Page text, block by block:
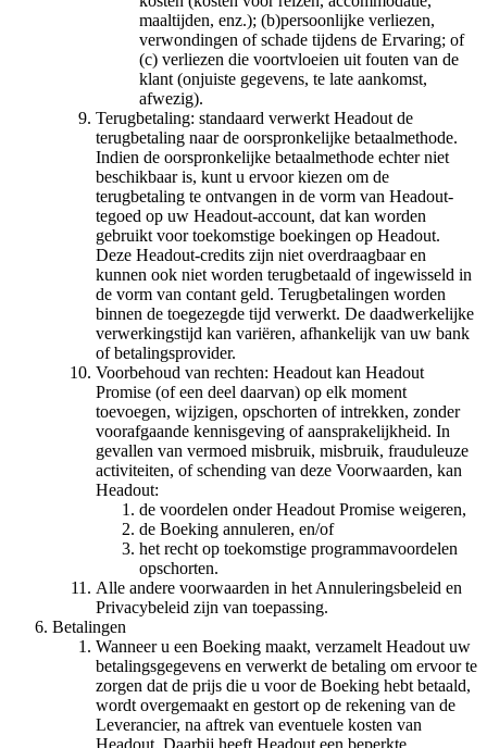
maaltijden, enz.); (b)persoonlijke verliezen,
verwondingen of schade tijdens de Ervaring; of
(c) verliezen die voortvloeien uit fouten van de
klant (onjuiste gegevens, te late aankomst,
afwezig).
Terugbetaling: standaard verwerkt Headout de
terugbetaling naar de oorspronkelijke betaalmethode.
Indien de oorspronkelijke betaalmethode echter niet
beschikbaar is, kunt u ervoor kiezen om de
terugbetaling te ontvangen in de vorm van Headout-
tegoed op uw Headout-account, dat kan worden
gebruikt voor toekomstige boekingen op Headout.
Deze Headout-credits zijn niet overdraagbaar en
kunnen ook niet worden terugbetaald of ingewisseld in
de vorm van contant geld. Terugbetalingen worden
binnen de toegezegde tijd verwerkt. De daadwerkelijke
verwerkingstijd kan variëren, afhankelijk van uw bank
of betalingsprovider.
Voorbehoud van rechten: Headout kan Headout
Promise (of een deel daarvan) op elk moment
toevoegen, wijzigen, opschorten of intrekken, zonder
voorafgaande kennisgeving of aansprakelijkheid. In
gevallen van vermoed misbruik, misbruik, frauduleuze
activiteiten, of schending van deze Voorwaarden, kan
Headout:
de voordelen onder Headout Promise weigeren,
de Boeking annuleren, en/of
het recht op toekomstige programmavoordelen
opschorten.
Alle andere voorwaarden in het Annuleringsbeleid en
Privacybeleid zijn van toepassing.
Betalingen
Wanneer u een Boeking maakt, verzamelt Headout uw
betalingsgegevens en verwerkt de betaling om ervoor te
zorgen dat de prijs die u voor de Boeking hebt betaald,
wordt overgemaakt en gestort op de rekening van de
Leverancier, na aftrek van eventuele kosten van
Headout. Daarbij heeft Headout een beperkte